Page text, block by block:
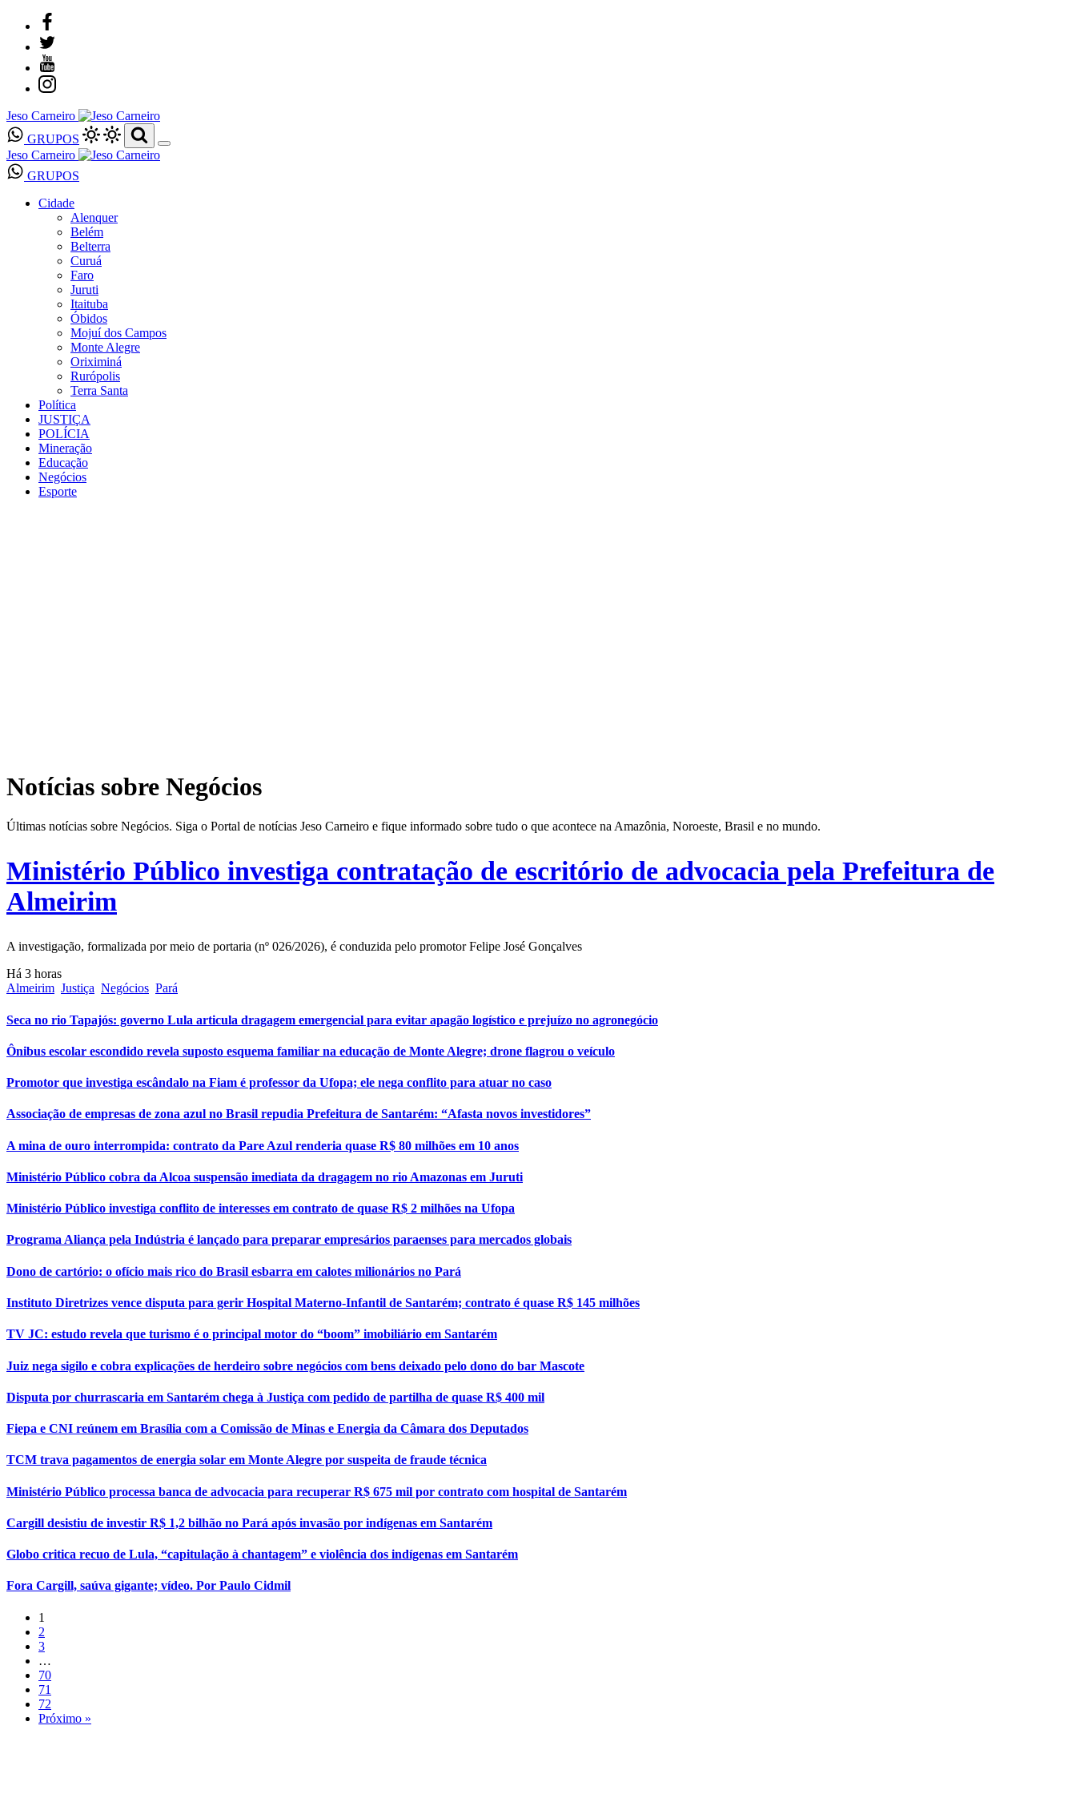
Jeso Carneiro
GRUPOS
Jeso Carneiro
GRUPOS
Cidade
Alenquer
Belém
Belterra
Curuá
Faro
Juruti
Itaituba
Óbidos
Mojuí dos Campos
Monte Alegre
Oriximiná
Rurópolis
Terra Santa
Política
JUSTIÇA
POLÍCIA
Mineração
Educação
Negócios
Esporte
Notícias sobre Negócios
Últimas notícias sobre Negócios. Siga o Portal de notícias Jeso Carneiro e fique informado sobre tudo o que acontece na Amazônia, Noroeste, Brasil e no mundo.
Ministério Público investiga contratação de escritório de advocacia pela Prefeitura de
Almeirim
A investigação, formalizada por meio de portaria (nº 026/2026), é conduzida pelo promotor Felipe José Gonçalves
Há 3 horas
Almeirim Justiça Negócios Pará
Seca no rio Tapajós: governo Lula articula dragagem emergencial para evitar apagão logístico e prejuízo no agronegócio
Ônibus escolar escondido revela suposto esquema familiar na educação de Monte Alegre; drone flagrou o veículo
Promotor que investiga escândalo na Fiam é professor da Ufopa; ele nega conflito para atuar no caso
Associação de empresas de zona azul no Brasil repudia Prefeitura de Santarém: “Afasta novos investidores”
A mina de ouro interrompida: contrato da Pare Azul renderia quase R$ 80 milhões em 10 anos
Ministério Público cobra da Alcoa suspensão imediata da dragagem no rio Amazonas em Juruti
Ministério Público investiga conflito de interesses em contrato de quase R$ 2 milhões na Ufopa
Programa Aliança pela Indústria é lançado para preparar empresários paraenses para mercados globais
Dono de cartório: o ofício mais rico do Brasil esbarra em calotes milionários no Pará
Instituto Diretrizes vence disputa para gerir Hospital Materno-Infantil de Santarém; contrato é quase R$ 145 milhões
TV JC: estudo revela que turismo é o principal motor do “boom” imobiliário em Santarém
Juiz nega sigilo e cobra explicações de herdeiro sobre negócios com bens deixado pelo dono do bar Mascote
Disputa por churrascaria em Santarém chega à Justiça com pedido de partilha de quase R$ 400 mil
Fiepa e CNI reúnem em Brasília com a Comissão de Minas e Energia da Câmara dos Deputados
TCM trava pagamentos de energia solar em Monte Alegre por suspeita de fraude técnica
Ministério Público processa banca de advocacia para recuperar R$ 675 mil por contrato com hospital de Santarém
Cargill desistiu de investir R$ 1,2 bilhão no Pará após invasão por indígenas em Santarém
Globo critica recuo de Lula, “capitulação à chantagem” e violência dos indígenas em Santarém
Fora Cargill, saúva gigante; vídeo. Por Paulo Cidmil
1
2
3
…
70
71
72
Próximo »